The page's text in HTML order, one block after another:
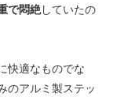
で悶絶していたの
快適なものでな
のアルミ製ステッ